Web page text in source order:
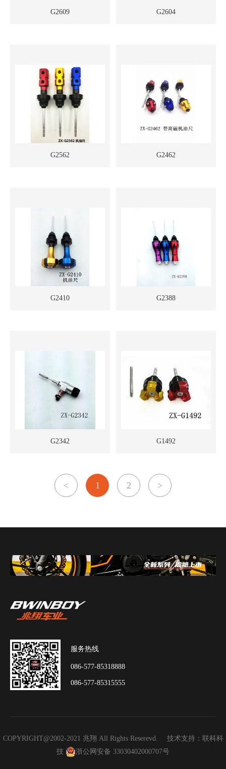
G2609 G2604
G2562 G2462
G2410 G2388
G2342 G1492
< 1 2 >
服务热线
086-577-85318888
086-577-85315555
COPYRIGHT@2002-2021 兆翔 All Rights Reserevd. 技术支持： 联科科
技
浙公网安备 33030402000707号